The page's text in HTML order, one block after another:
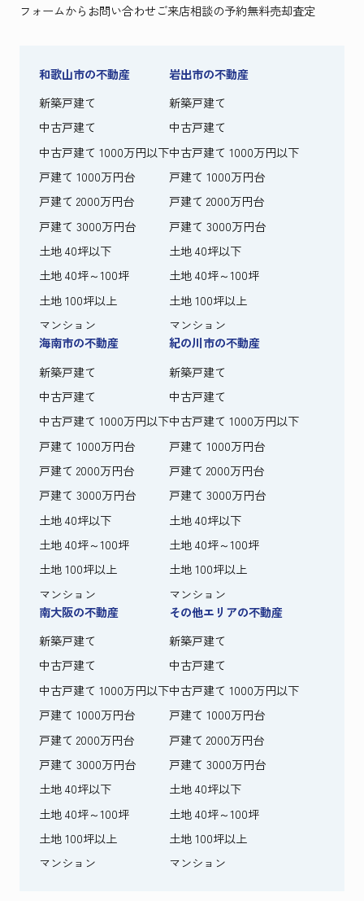
フォームからお問い合わせご来店相談の予約無料売却査定
和歌山市の不動産
新築戸建て
中古戸建て
中古戸建て 1000万円以下
戸建て 1000万円台
戸建て 2000万円台
戸建て 3000万円台
土地 40坪以下
土地 40坪～100坪
土地 100坪以上
マンション
岩出市の不動産
新築戸建て
中古戸建て
中古戸建て 1000万円以下
戸建て 1000万円台
戸建て 2000万円台
戸建て 3000万円台
土地 40坪以下
土地 40坪～100坪
土地 100坪以上
マンション
海南市の不動産
新築戸建て
中古戸建て
中古戸建て 1000万円以下
戸建て 1000万円台
戸建て 2000万円台
戸建て 3000万円台
土地 40坪以下
土地 40坪～100坪
土地 100坪以上
マンション
紀の川市の不動産
新築戸建て
中古戸建て
中古戸建て 1000万円以下
戸建て 1000万円台
戸建て 2000万円台
戸建て 3000万円台
土地 40坪以下
土地 40坪～100坪
土地 100坪以上
マンション
南大阪の不動産
新築戸建て
中古戸建て
中古戸建て 1000万円以下
戸建て 1000万円台
戸建て 2000万円台
戸建て 3000万円台
土地 40坪以下
土地 40坪～100坪
土地 100坪以上
マンション
その他エリアの不動産
新築戸建て
中古戸建て
中古戸建て 1000万円以下
戸建て 1000万円台
戸建て 2000万円台
戸建て 3000万円台
土地 40坪以下
土地 40坪～100坪
土地 100坪以上
マンション